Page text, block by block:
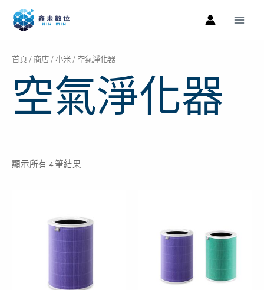
首頁/ 商店/小米/ 空氣淨化器
空氣淨化器
顯示所有 4 筆結果